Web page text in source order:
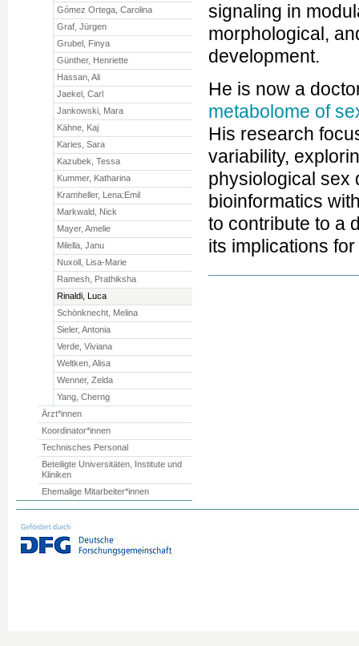
signaling in
morphological,
development.
He is now a
metabolome of
His research
variability,
physiological sex
bioinformatics
to contribute to a
its implications
Gómez Ortega, Carolina
Graf, Jürgen
Grubel, Finya
Günther, Henriette
Hassan, Ali
Jaekel, Carl
Jankowski, Mara
Kähne, Kaj
Karies, Sara
Kazubek, Tessa
Kummer, Katharina
Kramheller, Lena:Emil
Markwald, Nick
Mayer, Amelie
Milella, Janu
Nuxoll, Lisa-Marie
Ramesh, Prathiksha
Rinaldi, Luca
Schönknecht, Melina
Sieler, Antonia
Verde, Viviana
Weltken, Alisa
Wenner, Zelda
Yang, Cherng
Ärzt*innen
Koordinator*innen
Technisches Personal
Beteiligte Universitäten, Institute und
Kliniken
Ehemalige Mitarbeiter*innen